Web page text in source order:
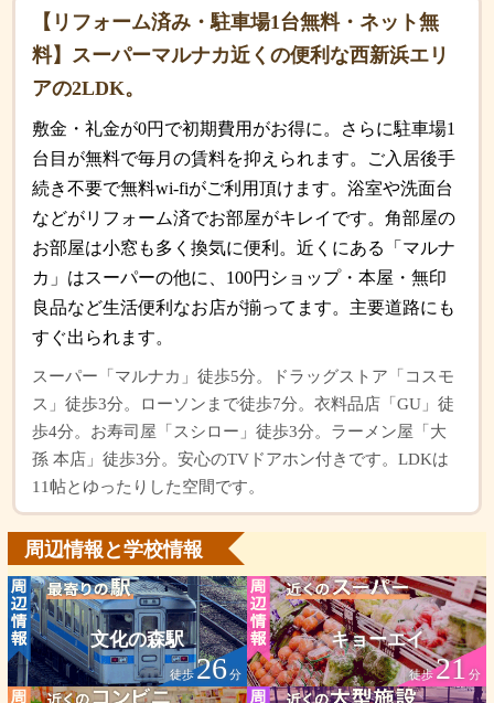
【リフォーム済み・駐車場1台無料・ネット無
料】スーパーマルナカ近くの便利な西新浜エリ
アの2LDK。
敷金・礼金が0円で初期費用がお得に。さらに駐車場1
台目が無料で毎月の賃料を抑えられます。ご入居後手
続き不要で無料wi-fiがご利用頂けます。浴室や洗面台
などがリフォーム済でお部屋がキレイです。角部屋の
お部屋は小窓も多く換気に便利。近くにある「マルナ
カ」はスーパーの他に、100円ショップ・本屋・無印
良品など生活便利なお店が揃ってます。主要道路にも
すぐ出られます。
スーパー「マルナカ」徒歩5分。ドラッグストア「コスモ
ス」徒歩3分。ローソンまで徒歩7分。衣料品店「GU」徒
歩4分。お寿司屋「スシロー」徒歩3分。ラーメン屋「大
孫 本店」徒歩3分。安心のTVドアホン付きです。LDKは
11帖とゆったりした空間です。
周辺情報と学校情報
文化の森駅
徒歩26分
キョーエイ
徒歩21 分